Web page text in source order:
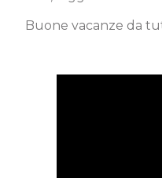
Buone vacanze da